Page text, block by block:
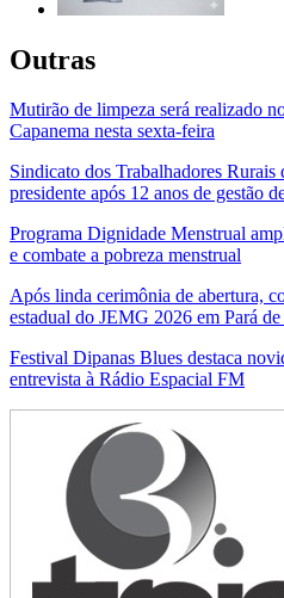
Outras
Mutirão de limpeza será realizado
Capanema nesta sexta-feira
Sindicato dos Trabalhadores
presidente após 12 anos de gestão
Programa Dignidade Menstrual
e combate a pobreza menstrual
Após linda cerimônia de abertura,
estadual do JEMG 2026 em Pará
Festival Dipanas Blues destaca
entrevista à Rádio Espacial FM